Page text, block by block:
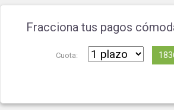
Fracciona tus pagos
Cuota: